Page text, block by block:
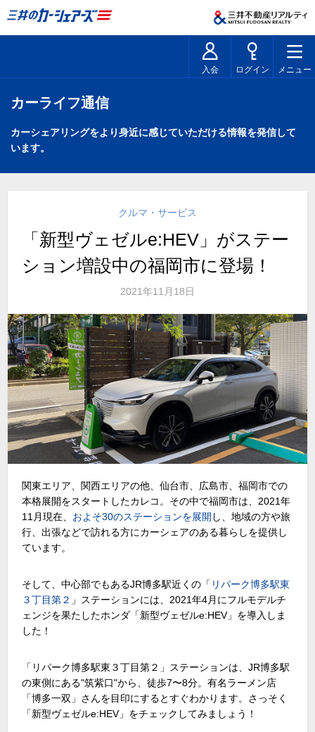
入会 ログイン メニュー
カーライフ通信
カーシェアリングをより身近に感じていただける情報を発信して
います。
クルマ・サービス
「新型ヴェゼルe:HEV」がステー
ション増設中の福岡市に登場！
2021年11月18日
関東エリア、関西エリアの他、仙台市、広島市、福岡市での
本格展開をスタートしたカレコ。その中で福岡市は、2021年
11月現在、 およそ30のステーションを展開 し、地域の方や旅
行、出張などで訪れる方にカーシェアのある暮らしを提供し
ています。
そして、中心部でもあるJR博多駅近くの「 リパーク博多駅東
３丁目第２ 」ステーションには、2021年4月にフルモデルチ
ェンジを果たしたホンダ「新型ヴェゼルe:HEV」を導入しま
した！
「リパーク博多駅東３丁目第２」ステーションは、JR博多駅
の東側にある"筑紫口"から、徒歩7〜8分。有名ラーメン店
「博多一双」さんを目印にするとすぐわかります。さっそく
「新型ヴェゼルe:HEV」をチェックしてみましょう！